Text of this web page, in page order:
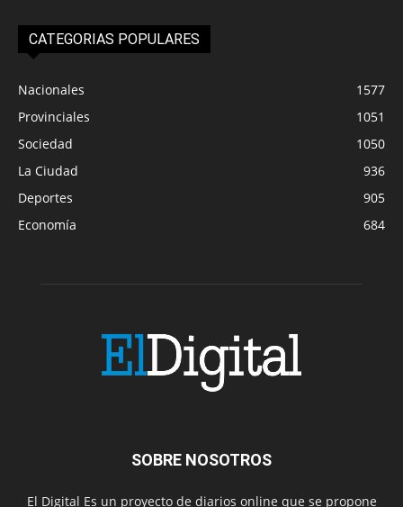
CATEGORIAS POPULARES
Nacionales
1577
Provinciales
1051
Sociedad
1050
La Ciudad
936
Deportes
905
Economía
684
SOBRE NOSOTROS
El Digital Es un proyecto de diarios online que se propone